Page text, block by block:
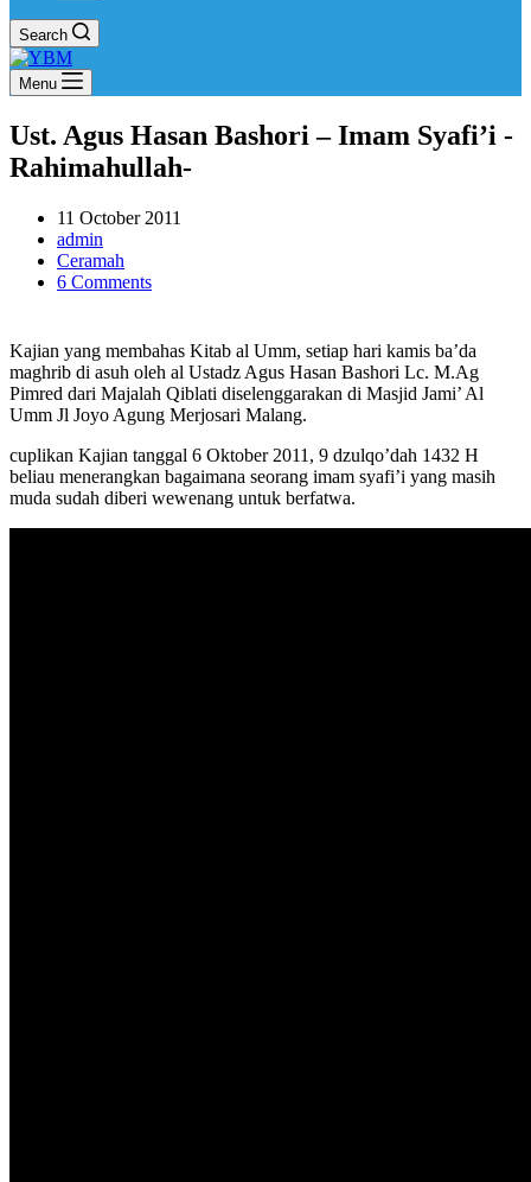
Search
Menu
Ust. Agus Hasan Bashori – Imam Syafi’i -
Rahimahullah-
11 October 2011
admin
Ceramah
6 Comments
Kajian yang membahas Kitab al Umm, setiap hari kamis ba’da
maghrib di asuh oleh al Ustadz Agus Hasan Bashori Lc. M.Ag
Pimred dari Majalah Qiblati diselenggarakan di Masjid Jami’ Al
Umm Jl Joyo Agung Merjosari Malang.
cuplikan Kajian tanggal 6 Oktober 2011, 9 dzulqo’dah 1432 H
beliau menerangkan bagaimana seorang imam syafi’i yang masih
muda sudah diberi wewenang untuk berfatwa.